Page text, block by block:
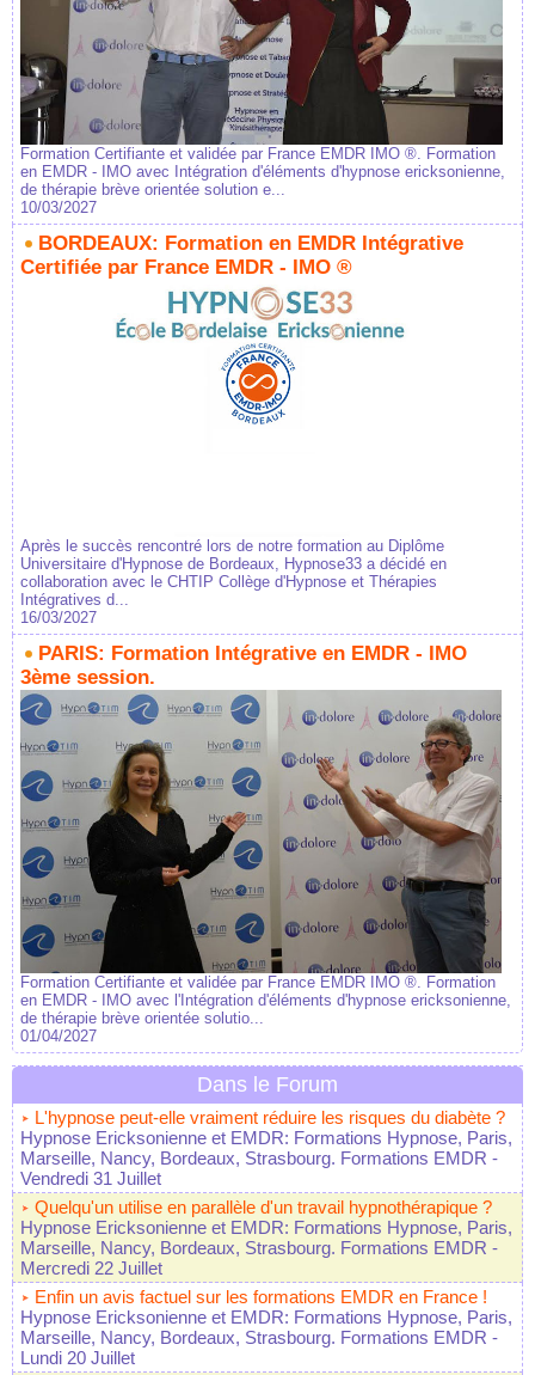
Formation Certifiante et validée par France EMDR IMO ®. Formation
en EMDR - IMO avec Intégration d'éléments d'hypnose ericksonienne,
de thérapie brève orientée solution e...
10/03/2027
BORDEAUX: Formation en EMDR Intégrative
Certifiée par France EMDR - IMO ®
Après le succès rencontré lors de notre formation au Diplôme
Universitaire d'Hypnose de Bordeaux, Hypnose33 a décidé en
collaboration avec le CHTIP Collège d'Hypnose et Thérapies
Intégratives d...
16/03/2027
PARIS: Formation Intégrative en EMDR - IMO
3ème session.
Formation Certifiante et validée par France EMDR IMO ®. Formation
en EMDR - IMO avec l'Intégration d'éléments d'hypnose ericksonienne,
de thérapie brève orientée solutio...
01/04/2027
Dans le Forum
L'hypnose peut-elle vraiment réduire les risques du diabète ?
Hypnose Ericksonienne et EMDR: Formations Hypnose, Paris,
Marseille, Nancy, Bordeaux, Strasbourg. Formations EMDR -
Vendredi 31 Juillet
Quelqu'un utilise en parallèle d'un travail hypnothérapique ?
Hypnose Ericksonienne et EMDR: Formations Hypnose, Paris,
Marseille, Nancy, Bordeaux, Strasbourg. Formations EMDR -
Mercredi 22 Juillet
Enfin un avis factuel sur les formations EMDR en France !
Hypnose Ericksonienne et EMDR: Formations Hypnose, Paris,
Marseille, Nancy, Bordeaux, Strasbourg. Formations EMDR -
Lundi 20 Juillet